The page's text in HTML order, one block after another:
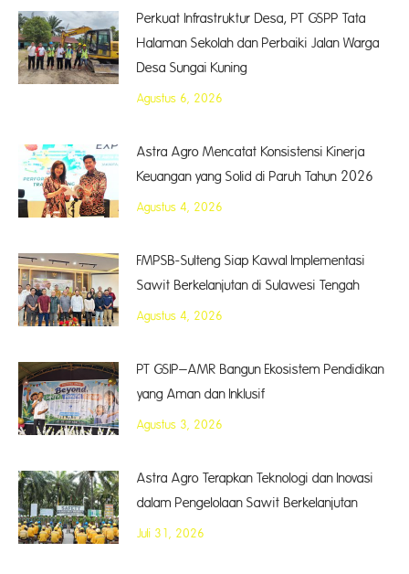
Perkuat Infrastruktur Desa, PT GSPP Tata
Halaman Sekolah dan Perbaiki Jalan Warga
Desa Sungai Kuning
Agustus 6, 2026
Astra Agro Mencatat Konsistensi Kinerja
Keuangan yang Solid di Paruh Tahun 2026
Agustus 4, 2026
FMPSB-Sulteng Siap Kawal Implementasi
Sawit Berkelanjutan di Sulawesi Tengah
Agustus 4, 2026
PT GSIP–AMR Bangun Ekosistem Pendidikan
yang Aman dan Inklusif
Agustus 3, 2026
Astra Agro Terapkan Teknologi dan Inovasi
dalam Pengelolaan Sawit Berkelanjutan
Juli 31, 2026